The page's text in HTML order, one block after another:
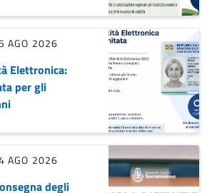
AGO 2026
Elettronica:
per gli
AGO 2026
degli